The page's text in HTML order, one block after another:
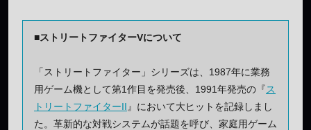
■ストリートファイターVについて
「ストリートファイター」シリーズは、1987年に業務
用ゲーム機として第1作目を発売後、1991年発売の『ス
トリートファイターII 』において大ヒットを記録しまし
た。革新的な対戦システムが話題を呼び、家庭用ゲーム